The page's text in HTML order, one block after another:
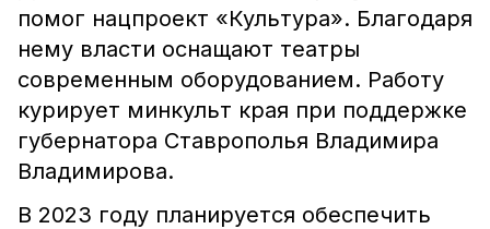
помог нацпроект «Культура». Благодаря
нему власти оснащают театры
современным оборудованием. Работу
курирует минкульт края при поддержке
губернатора Ставрополья Владимира
Владимирова.
В 2023 году планируется обеспечить